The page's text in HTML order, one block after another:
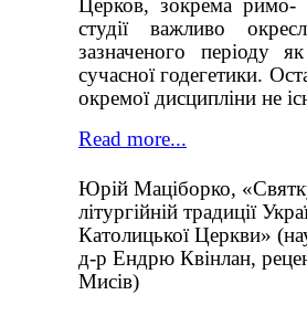
Церков, зокрема римо-
студії важливо
зазначеного періоду
сучасної годегетики.
окремої дисципліни не
Read more...
Юрій Маціборко,
літургійній традиції
Католицької Церкви»
д-р Ендрю Квінлан,
Мисів)